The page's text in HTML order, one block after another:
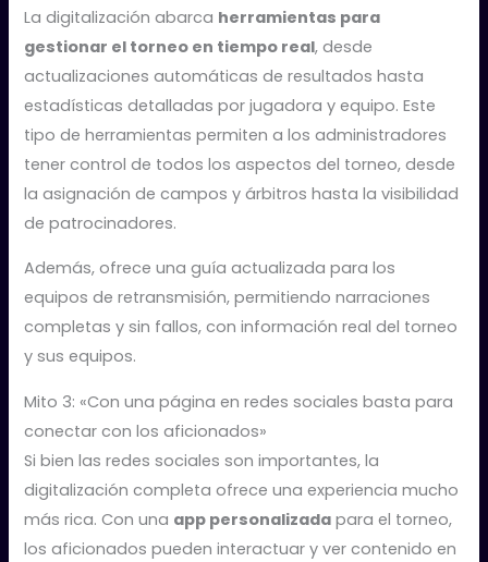
La digitalización abarca herramientas para
gestionar el torneo en tiempo real, desde
actualizaciones automáticas de resultados hasta
estadísticas detalladas por jugadora y equipo. Este
tipo de herramientas permiten a los administradores
tener control de todos los aspectos del torneo, desde
la asignación de campos y árbitros hasta la visibilidad
de patrocinadores.
Además, ofrece una guía actualizada para los
equipos de retransmisión, permitiendo narraciones
completas y sin fallos, con información real del torneo
y sus equipos.
Mito 3: «Con una página en redes sociales basta para
conectar con los aficionados»
Si bien las redes sociales son importantes, la
digitalización completa ofrece una experiencia mucho
más rica. Con una app personalizada para el torneo,
los aficionados pueden interactuar y ver contenido en